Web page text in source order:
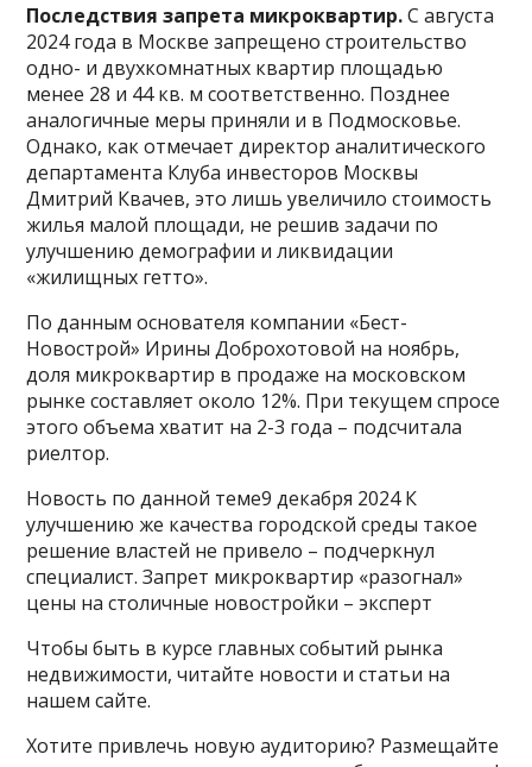
Последствия запрета микроквартир.С августа
2024 года в Москве запрещено строительство
одно- и двухкомнатных квартир площадью
менее 28 и 44 кв. м соответственно. Позднее
аналогичные меры приняли и в Подмосковье.
Однако, как отмечает директор аналитического
департамента Клуба инвесторов Москвы
Дмитрий Квачев, это лишь увеличило стоимость
жилья малой площади, не решив задачи по
улучшению демографии и ликвидации
«жилищных гетто».
По данным основателя компании «Бест-
Новострой» Ирины Доброхотовой на ноябрь,
доля микроквартир в продаже на московском
рынке составляет около 12%. При текущем спросе
этого объема хватит на 2-3 года – подсчитала
риелтор.
Новость по данной теме9 декабря 2024 К
улучшению же качества городской среды такое
решение властей не привело – подчеркнул
специалист. Запрет микроквартир «разогнал»
цены на столичные новостройки – эксперт
Чтобы быть в курсе главных событий рынка
недвижимости, читайте новости и статьи на
нашем сайте.
Хотите привлечь новую аудиторию? Размещайте